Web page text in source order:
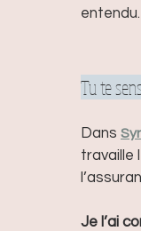
entendu.
Tu te
Dans
travaille
Je l’ai